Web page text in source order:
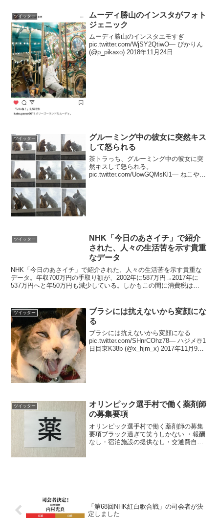
ツイッター
ムーディ勝山のインスタがフォト
ジェニック
ムーディ勝山のインスタエモすぎ
pic.twitter.com/WjSY2QtiwO— ぴかりん
(@p_pikaxo) 2018年11月24日
ツイッター
グルーミング中の彼女に突然キス
して怒られる
茶トラっち、グルーミング中の彼女に突
然キスして怒られる。
pic.twitter.com/UowGQMsKl1— ねこやん
ツイッター
NHK「今日のあさイチ」で紹介
された、人々の生活苦を示す貴重
なデータ
NHK「今日のあさイチ」で紹介された、人々の生活苦を示す貴重な
データ。年収700万円の手取り額が、2002年に587万円→2017年に
537万円へと年50万円も減少している。しかもこの間に消費税は
ツイッター
ブラシには抗えないから変顔にな
る
ブラシには抗えないから変顔になる
pic.twitter.com/SHnrCOhz78— ハジメ☃️1
日目東K38b (@x_hjm_x) 2017年11月9日
ツイッター
オリンピック選手村で働く薬剤師
の募集要項
オリンピック選手村で働く薬剤師の募集
要項ブラック過ぎて笑うしかない ・報酬
なし・宿泊施設の提供なし・交通費自
「第68回NHK紅白歌合戦」の司会者が決
定しました